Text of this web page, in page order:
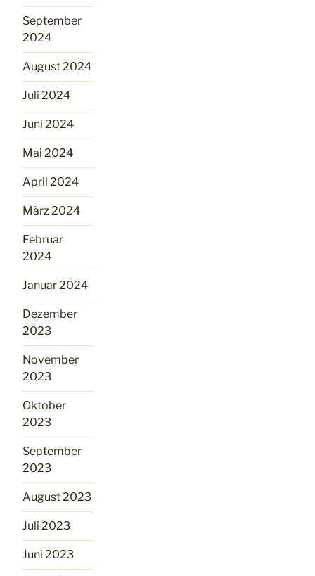
September
2024
August 2024
Juli 2024
Juni 2024
Mai 2024
April 2024
März 2024
Februar
2024
Januar 2024
Dezember
2023
November
2023
Oktober
2023
September
2023
August 2023
Juli 2023
Juni 2023